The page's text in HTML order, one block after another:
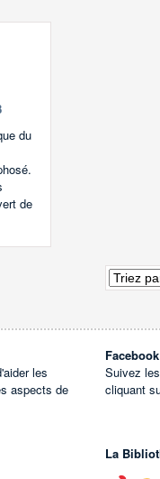
du
de
les
aspects de
Facebook
Suivez
cliquant
La